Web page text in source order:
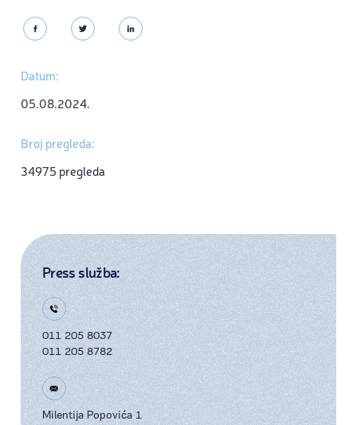
Datum:
05.08.2024.
Broj pregleda:
34975 pregleda
Press služba:
011 205 8037
011 205 8782
Milentija Popovića 1